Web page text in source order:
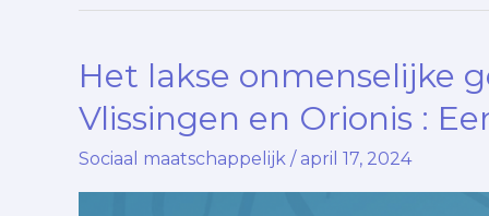
Het lakse onmenselijke
Vlissingen en Orionis :
Sociaal maatschappelijk / april 17, 2024
Het
lakse
onmenselijke
gedrag
van